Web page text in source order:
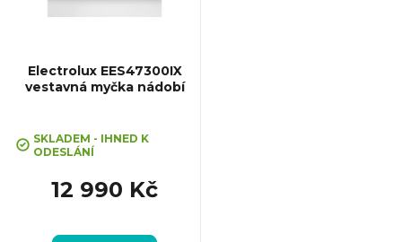
p
o
Electrolux EES47300IX
vestavná myčka nádobí
hodnocení
5,0
5
SKLADEM - IHNED K
ODESLÁNÍ
12 990 Kč